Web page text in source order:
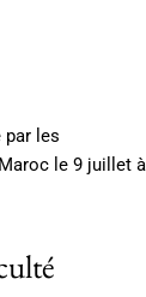
par les
le 9 juillet à